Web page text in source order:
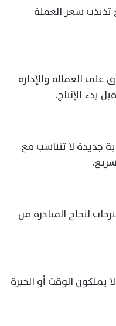
تذبذب سعر العملة
على العمالة والإدارة
بدء الإنتاج.
جديدة لا تتناسب مع
لنجاح المبادرة من
يملكون الوقت أو الخبرة